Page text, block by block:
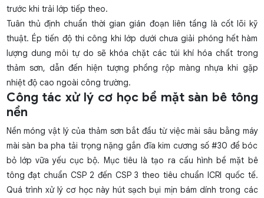
trước khi trải lớp tiếp theo.
Tuân thủ định chuẩn thời gian gián đoạn liên tầng là cốt lõi kỹ
thuật. Ép tiến độ thi công khi lớp dưới chưa giải phóng hết hàm
lượng dung môi tự do sẽ khóa chặt các túi khí hóa chất trong
thảm sơn, dẫn đến hiện tượng phồng rộp màng nhựa khi gặp
nhiệt độ cao ngoài công trường.
Công tác xử lý cơ học bề mặt sàn bê tông
nền
Nền móng vật lý của thảm sơn bắt đầu từ việc mài sâu bằng máy
mài sàn ba pha tải trọng nặng gắn đĩa kim cương số #30 để bóc
bỏ lớp vữa yếu cục bộ. Mục tiêu là tạo ra cấu hình bề mặt bê
tông đạt chuẩn CSP 2 đến CSP 3 theo tiêu chuẩn ICRI quốc tế.
Quá trình xử lý cơ học này hút sạch bụi mịn bám dính trong các